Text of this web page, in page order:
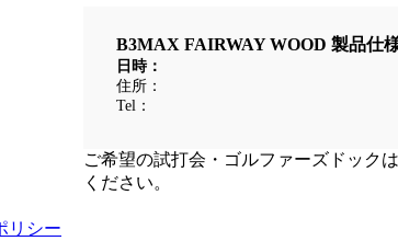
B3MAX FAIRWAY WOOD 製品仕
日時：
住所：
Tel：
ご希望の試打会・ゴルファーズドック
ください。
リシー